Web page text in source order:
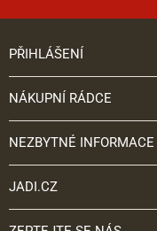
PŘIHLÁŠENÍ
NÁKUPNÍ RÁDCE
NEZBYTNÉ INFORMACE
JADI.CZ